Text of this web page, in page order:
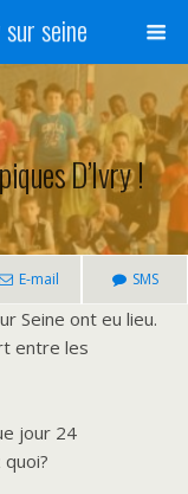
seine
D’Ivry !
E-mail SMS
Seine ont eu lieu.
entre les
jour 24